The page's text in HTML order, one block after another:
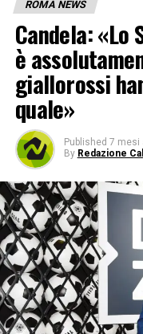
ROMA NEWS
Candela: «Lo
è
giallorossi
quale»
Published 7 mesi
By Redazione